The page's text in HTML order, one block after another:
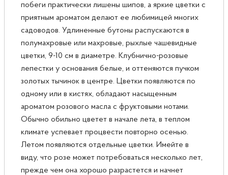
побеги практически лишены шипов, а яркие цветки с
приятным ароматом делают ее любимицей многих
садоводов. Удлиненные бутоны распускаются в
полумахровые или махровые, рыхлые чашевидные
цветки, 9-10 см в диаметре. Клубнично-розовые
лепестки у основания белые, и оттеняются пучком
золотых тычинок в центре. Цветки появляются по
одному или в кистях, обладают насыщенным
ароматом розового масла с фруктовыми нотами.
Обычно обильно цветет в начале лета, в теплом
климате успевает процвести повторно осенью.
Летом появляются отдельные цветки. Имейте в
виду, что розе может потребоваться несколько лет,
прежде чем она хорошо разрастется и начнет